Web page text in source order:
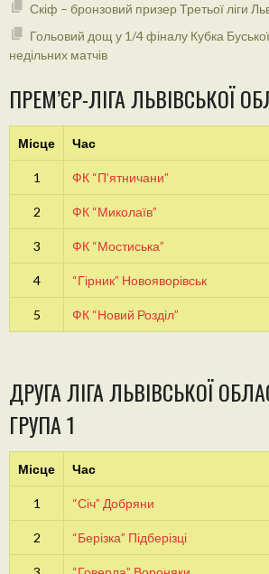
Скіф – бронзовий призер Третьої ліги
Гольовий дощ у 1/4 фіналу Кубка
недільних матчів
ПРЕМ’ЄР-ЛІГА ЛЬВІВСЬКОЇ
Місце Час
1 ФК “П’ятничани”
2 ФК “Миколаїв”
3 ФК “Мостиська”
4 “Гірник” Новояворівськ
5 ФК “Новий Розділ”
ДРУГА ЛІГА ЛЬВІВСЬКОЇ
ГРУПА 1
Місце Час
1 “Січ” Добряни
2 “Берізка” Підберізці